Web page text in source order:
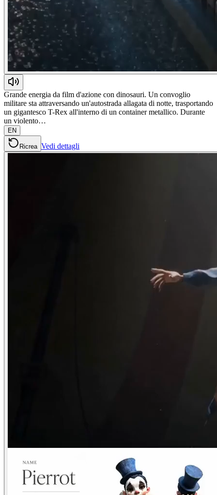
Grande energia da film d'azione con dinosauri. Un convoglio
militare sta attraversando un'autostrada allagata di notte, trasportando
un gigantesco T-Rex all'interno di un container metallico. Durante
un violento…
EN
Ricrea Vedi dettagli